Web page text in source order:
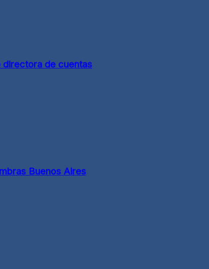
directora de cuentas
Buenos Aires